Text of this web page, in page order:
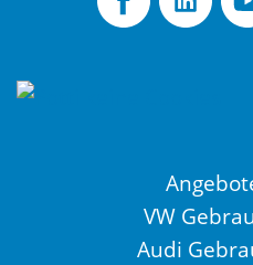
VW
Audi